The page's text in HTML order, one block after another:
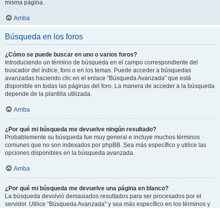
misma página.
Arriba
Búsqueda en los foros
¿Cómo se puede buscar en uno o varios foros?
Introduciendo un término de búsqueda en el campo correspondiente del
buscador del índice, foro o en los temas. Puede acceder a búsquedas
avanzadas haciendo clic en el enlace "Búsqueda Avanzada" que está
disponible en todas las páginas del foro. La manera de acceder a la búsqueda
depende de la plantilla utilizada.
Arriba
¿Por qué mi búsqueda me devuelve ningún resultado?
Probablemente su búsqueda fue muy general e incluye muchos términos
comunes que no son indexados por phpBB. Sea más específico y utilice las
opciones disponibles en la búsqueda avanzada.
Arriba
¿Por qué mi búsqueda me devuelve una página en blanco?
La búsqueda devolvió demasiados resultados para ser procesados por el
servidor. Utilice "Búsqueda Avanzada" y sea más específico en los términos y